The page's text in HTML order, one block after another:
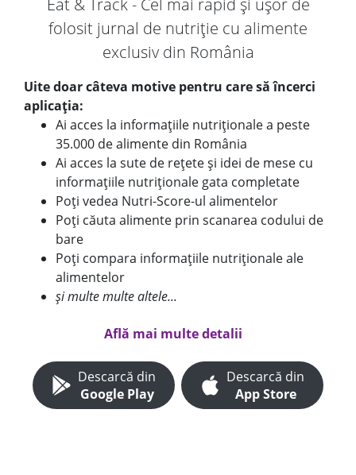
Eat & Track - Cel mai rapid și ușor de
folosit jurnal de nutriție cu alimente
exclusiv din România
Uite doar câteva motive pentru care să încerci
aplicația:
Ai acces la informațiile nutriționale a peste
35.000 de alimente din România
Ai acces la sute de rețete și idei de mese cu
informațiile nutriționale gata completate
Poți vedea Nutri-Score-ul alimentelor
Poți căuta alimente prin scanarea codului de
bare
Poți compara informațiile nutriționale ale
alimentelor
și multe multe altele...
Află mai multe detalii
Descarcă din
Google Play
Descarcă din
App Store